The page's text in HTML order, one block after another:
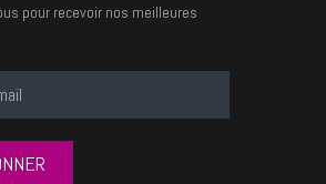
pour recevoir nos meilleures